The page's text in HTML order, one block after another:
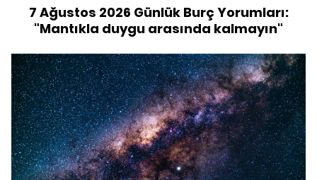
7 Ağustos 2026 Günlük Burç Yorumları:
"Mantıkla duygu arasında kalmayın"